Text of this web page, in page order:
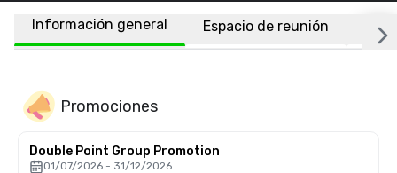
Información general Espacio de reunión
Promociones
Double Point Group Promotion
01/07/2026 - 31/12/2026